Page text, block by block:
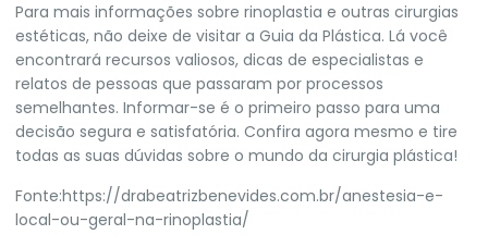
Para mais informações sobre rinoplastia e outras cirurgias
estéticas, não deixe de visitar a Guia da Plástica. Lá você
encontrará recursos valiosos, dicas de especialistas e
relatos de pessoas que passaram por processos
semelhantes. Informar-se é o primeiro passo para uma
decisão segura e satisfatória. Confira agora mesmo e tire
todas as suas dúvidas sobre o mundo da cirurgia plástica!
Fonte:https://drabeatrizbenevides.com.br/anestesia-e-
local-ou-geral-na-rinoplastia/